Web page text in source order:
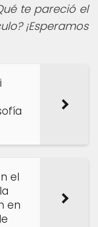
te pareció el
¡Esperamos
el
en